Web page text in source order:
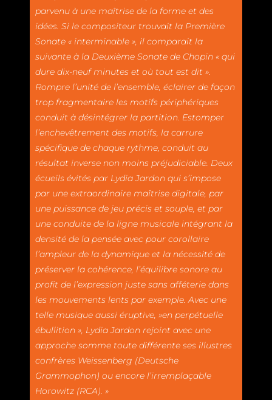
parvenu à une maîtrise de la forme et des
idées. Si le compositeur trouvait la Première
Sonate « interminable », il comparait la
suivante à la Deuxième Sonate de Chopin « qui
dure dix-neuf minutes et où tout est dit ».
Rompre l’unité de l’ensemble, éclairer de façon
trop fragmentaire les motifs périphériques
conduit à désintégrer la partition. Estomper
l’enchevêtrement des motifs, la carrure
spécifique de chaque rythme, conduit au
résultat inverse non moins préjudiciable. Deux
écueils évités par Lydia Jardon qui s’impose
par une extraordinaire maîtrise digitale, par
une puissance de jeu précis et souple, et par
une conduite de la ligne musicale intégrant la
densité de la pensée avec pour corollaire
l’ampleur de la dynamique et la nécessité de
préserver la cohérence, l’équilibre sonore au
profit de l’expression juste sans afféterie dans
les mouvements lents par exemple. Avec une
telle musique aussi éruptive, »en perpétuelle
ébullition », Lydia Jardon rejoint avec une
approche somme toute différente ses illustres
confrères Weissenberg (Deutsche
Grammophon) ou encore l’irremplaçable
Horowitz (RCA). »